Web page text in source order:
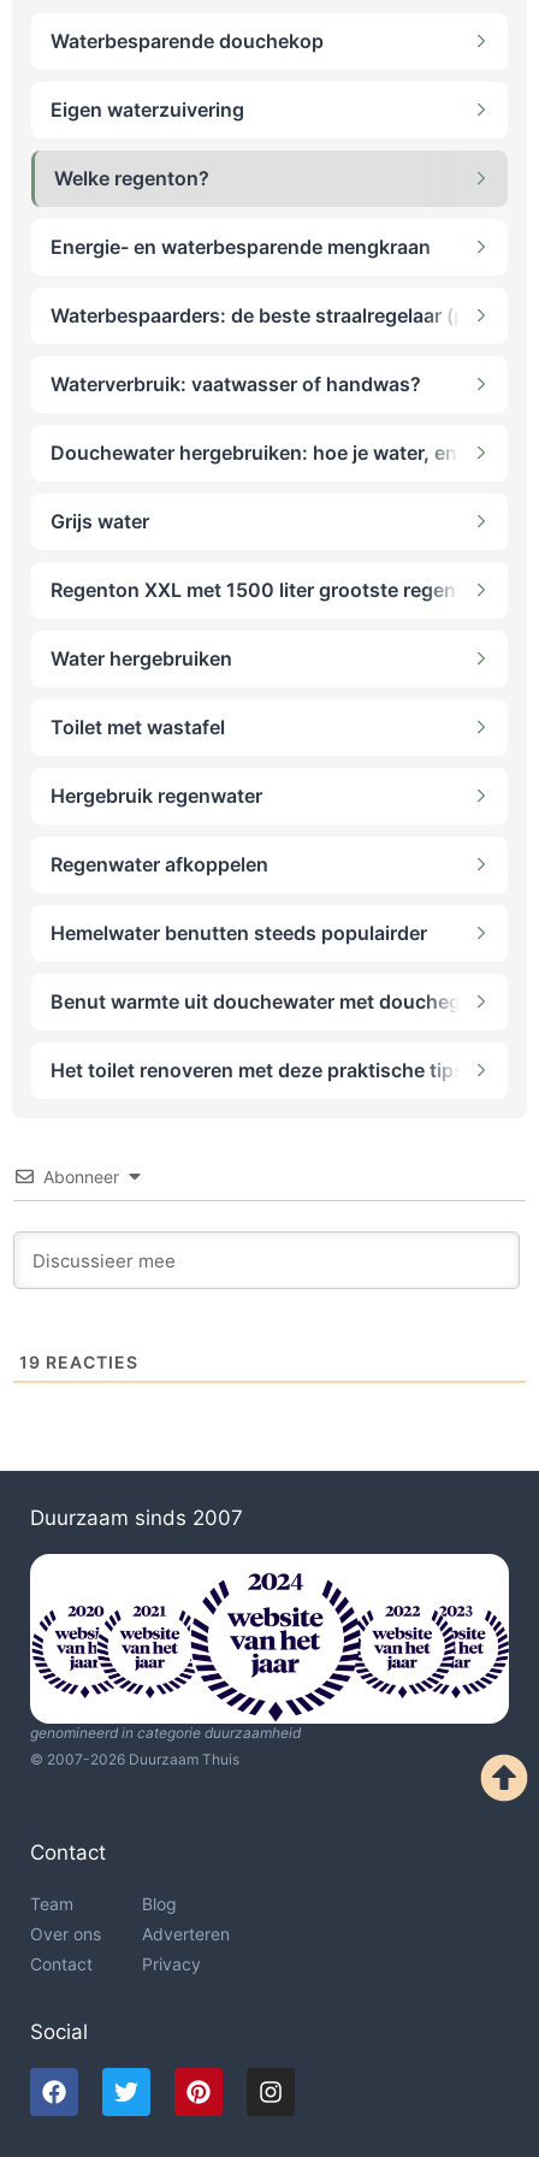
Waterbesparende douchekop
Eigen waterzuivering
Welke regenton?
Energie- en waterbesparende mengkraan
Waterbespaarders: de beste straalregelaar (perlator)
Waterverbruik: vaatwasser of handwas?
Douchewater hergebruiken: hoe je water, energie
Grijs water
Regenton XXL met 1500 liter grootste regenton
Water hergebruiken
Toilet met wastafel
Hergebruik regenwater
Regenwater afkoppelen
Hemelwater benutten steeds populairder
Benut warmte uit douchewater met douchegoot-wtw
Het toilet renoveren met deze praktische tips
Abonneer
19 REACTIES
Duurzaam sinds 2007
genomineerd in categorie duurzaamheid
© 2007-2026 Duurzaam Thuis
Contact
Team
Over ons
Contact
Blog
Adverteren
Privacy
Social